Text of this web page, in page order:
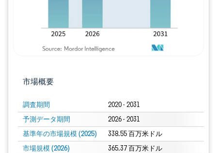
市場概要
調査期間 2020 - 2031
予測データ期間 2026 - 2031
基準年の市場規模 (2025) 338.55 百万米ドル
市場規模 (2026) 365.37 百万米ドル